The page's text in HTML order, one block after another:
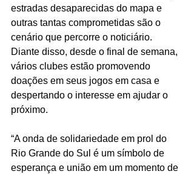
estradas desaparecidas do mapa e
outras tantas comprometidas são o
cenário que percorre o noticiário.
Diante disso, desde o final de semana,
vários clubes estão promovendo
doações em seus jogos em casa e
despertando o interesse em ajudar o
próximo.
“A onda de solidariedade em prol do
Rio Grande do Sul é um símbolo de
esperança e união em um momento de